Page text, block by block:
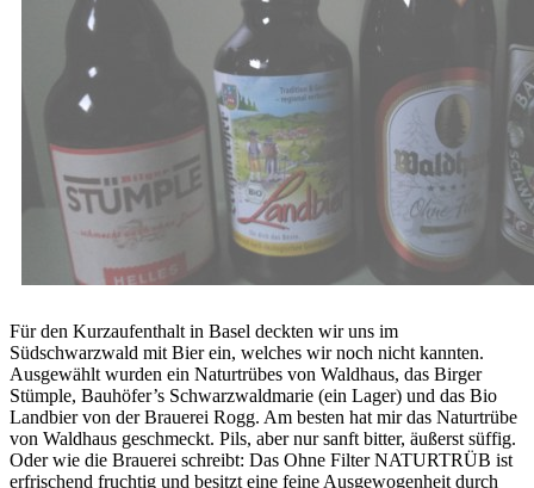
Für den Kurzaufenthalt in Basel deckten wir uns im
Südschwarzwald mit Bier ein, welches wir noch nicht kannten.
Ausgewählt wurden ein Naturtrübes von Waldhaus, das Birger
Stümple, Bauhöfer’s Schwarzwaldmarie (ein Lager) und das Bio
Landbier von der Brauerei Rogg. Am besten hat mir das Naturtrübe
von Waldhaus geschmeckt. Pils, aber nur sanft bitter, äußerst süffig.
Oder wie die Brauerei schreibt: Das Ohne Filter NATURTRÜB ist
erfrischend fruchtig und besitzt eine feine Ausgewogenheit durch